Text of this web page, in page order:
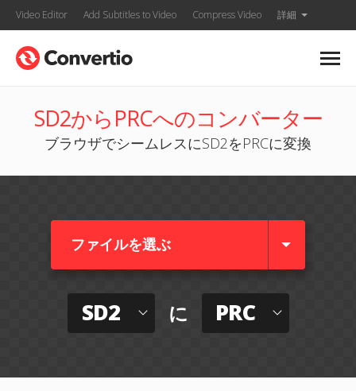
Video Editor Add Subtitles to Video Compress Video 詳細
SD2からPRCへのコンバーター
ブラウザでシームレスにSD2をPRCに変換
ファイルを選ぶ
SD2 に PRC